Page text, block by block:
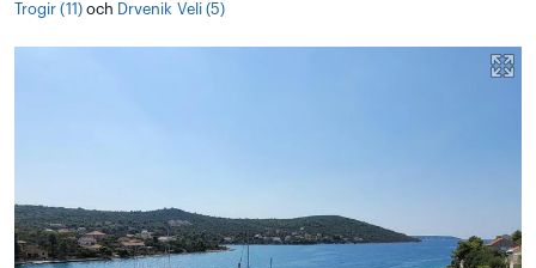
Trogir (11)och Drvenik Veli (5)